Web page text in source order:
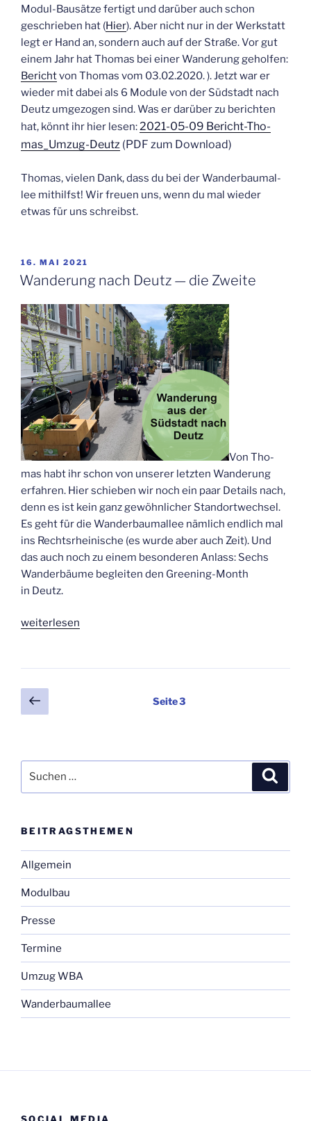
Modul-Bau­sät­ze fer­tigt und dar­über auch schon
geschrie­ben hat (Hier). Aber nicht nur in der Werk­statt
legt er Hand an, son­dern auch auf der Stra­ße. Vor gut
einem Jahr hat Tho­mas bei einer Wan­de­rung gehol­fen:
Berichtvon Tho­mas vom 03.02.2020. ). Jetzt war er
wie­der mit dabei als 6 Modu­le von der Süd­stadt nach
Deutz umge­zo­gen sind. Was er dar­über zu berich­ten
hat, könnt ihr hier lesen:2021-05-09 Bericht-Tho­
mas_­Um­zug-Deutz (PDF zum Download)
Tho­mas, vie­len Dank, dass du bei der Wan­der­baum­al­
lee mit­hilfst! Wir freu­en uns, wenn du mal wie­der
etwas für uns schreibst.
VERÖFFENTLICHT
AM
16. MAI 2021
Wan­de­rung nach Deutz — die Zweite
Von Tho­
mas habt ihr schon von unse­rer letz­ten Wan­de­rung
erfah­ren. Hier schie­ben wir noch ein paar Details nach,
denn es ist kein ganz gewöhn­li­cher Stand­ort­wech­sel.
Es geht für die Wan­der­baum­al­lee näm­lich end­lich mal
ins Rechts­rhei­ni­sche (es wur­de aber auch Zeit). Und
das auch noch zu einem beson­de­ren Anlass: Sechs
Wan­der­bäu­me beglei­ten den Gree­ning-Month
in Deutz.
„Wan­
nach
Deutz
wei­ter­le­sen
Seitennummerierung
der
Vorherige
Seite
Seite3
nach:
BEI­TRAGS­THE­MEN
Allgemein
Modulbau
Presse
Termine
Umzug WBA
Wanderbaumallee